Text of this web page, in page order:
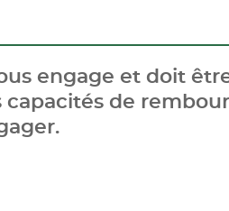
engage et doit
capacités de